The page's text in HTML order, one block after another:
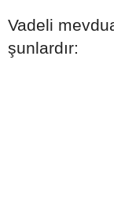
Vadeli
şunlardır: